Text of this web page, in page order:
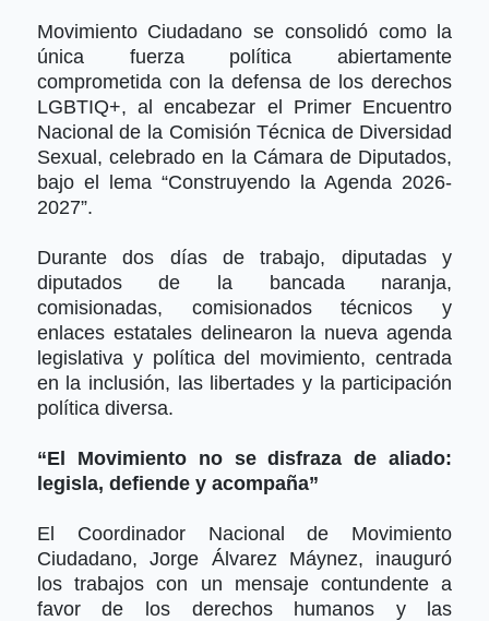
Movimiento Ciudadano se consolidó como la
única fuerza política abiertamente
comprometida con la defensa de los derechos
LGBTIQ+, al encabezar el Primer Encuentro
Nacional de la Comisión Técnica de Diversidad
Sexual, celebrado en la Cámara de Diputados,
bajo el lema “Construyendo la Agenda 2026-
2027”.
Durante dos días de trabajo, diputadas y
diputados de la bancada naranja,
comisionadas, comisionados técnicos y
enlaces estatales delinearon la nueva agenda
legislativa y política del movimiento, centrada
en la inclusión, las libertades y la participación
política diversa.
“El Movimiento no se disfraza de aliado:
legisla, defiende y acompaña”
El Coordinador Nacional de Movimiento
Ciudadano, Jorge Álvarez Máynez, inauguró
los trabajos con un mensaje contundente a
favor de los derechos humanos y las